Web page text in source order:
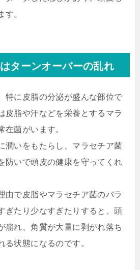
す。
ターンオーバーの乱れ
特に皮脂の分泌が盛んな部位で
皮脂や汗などを栄養とするマラ
在菌がいます。
潤いをもたらし、マラセチア菌
防いで頭皮の健康を守ってくれ
由で皮脂やマラセチア菌のバラ
ぎたり少なすぎたりすると、頭
崩れ、角質が大量に剥がれ落ち
る状態になるのです。